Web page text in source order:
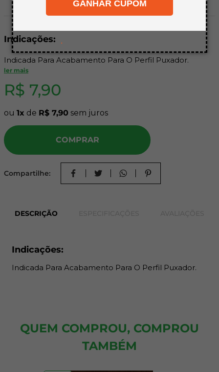
GANHAR CUPOM
.
Indicações:
Indicada Para Acabamento Para O Perfil Puxador.
ler mais
R$ 7,90
ou 1 de R$ 7,90 sem juros
COMPRAR
Compartilhe:
DESCRIÇÃO
Indicações:
Indicada Para Acabamento Para O Perfil Puxador.
QUEM COMPROU, COMPROU
TAMBÉM
10º carpete